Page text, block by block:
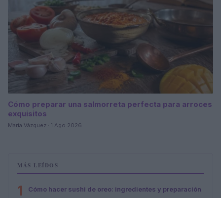
Cómo preparar una salmorreta perfecta para arroces
exquisitos
María Vázquez · 1 Ago 2026
MÁS LEÍDOS
1 Cómo hacer sushi de oreo: ingredientes y preparación